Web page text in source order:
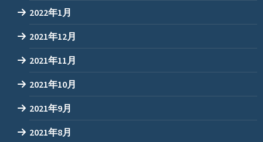
2022年1月
2021年12月
2021年11月
2021年10月
2021年9月
2021年8月